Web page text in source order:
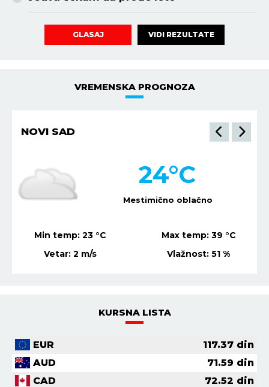
GLASAJ VIDI REZULTATE
VREMENSKA PROGNOZA
NIŠ
Vedro nebo
21°C
Min temp:21 °C Max temp: 37 °C
Vetar:1 m/s Vlažnost: 80 %
KURSNA LISTA
EUR 117.37 din
AUD
71.59 din
CAD
72.52 din